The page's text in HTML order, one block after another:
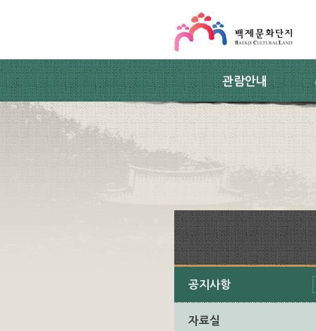
관람안내
공지사항
자료실